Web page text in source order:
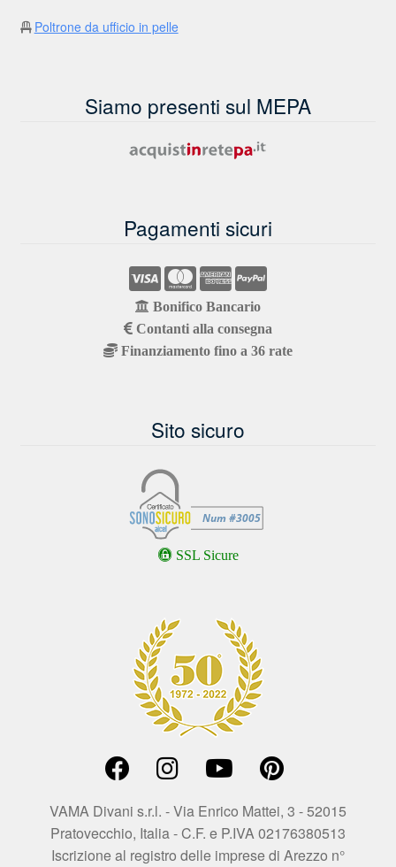
Poltrone da ufficio in pelle
Siamo presenti sul MEPA
Pagamenti sicuri
Bonifico Bancario
Contanti alla consegna
Finanziamento fino a 36 rate
Sito sicuro
SSL Sicure
VAMA Divani s.r.l. - Via Enrico Mattei, 3 - 52015
Pratovecchio, Italia - C.F. e P.IVA 02176380513
Iscrizione al registro delle imprese di Arezzo n°